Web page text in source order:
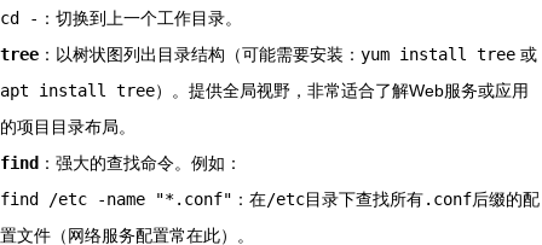
cd - ：切换到上一个工作目录。
tree ：以树状图列出目录结构（可能需要安装： yum install tree 或
apt install tree）。提供全局视野，非常适合了解Web服务或应用
的项目目录布局。
find ：强大的查找命令。例如：
find /etc -name "*.conf" ：在/etc目录下查找所有.conf后缀的配
置文件（网络服务配置常在此）。